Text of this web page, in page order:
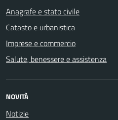
Anagrafe e stato civile
Catasto e urbanistica
Imprese e commercio
Salute, benessere e assistenza
NOVITÀ
Notizie